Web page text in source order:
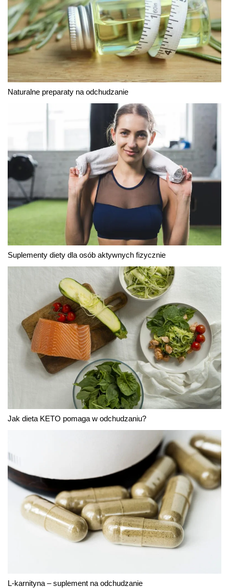
Naturalne preparaty na odchudzanie
Suplementy diety dla osób aktywnych fizycznie
Jak dieta KETO pomaga w odchudzaniu?
L-karnityna – suplement na odchudzanie